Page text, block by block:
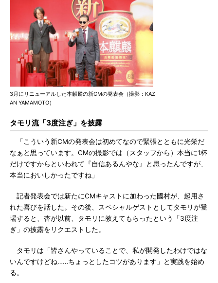
3月にリニューアルした本麒麟の新CMの発表会（撮影：KAZ
AN YAMAMOTO）
タモリ流「3度注ぎ」を披露
「こういう新CMの発表会は初めてなので緊張とともに光栄だ
なぁと思っています。CMの撮影では（スタッフから）本当に1杯
だけですからといわれて『自信あるんやな』と思ったんですが、
本当においしかったですね」
記者発表会では新たにCMキャストに加わった國村が、起用さ
れた喜びを話した。その後、スペシャルゲストとしてタモリが登
場すると、杏が以前、タモリに教えてもらったという「3度注
ぎ」の披露をリクエストした。
タモリは「皆さんやっていることで、私が開発したわけではな
いんですけどね……ちょっとしたコツがあります」と実践を始め
る。